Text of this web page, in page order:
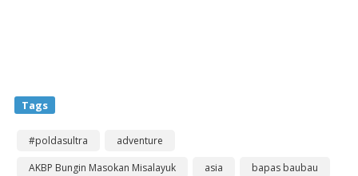
Tags
#poldasultra
adventure
AKBP Bungin Masokan Misalayuk
asia
bapas baubau